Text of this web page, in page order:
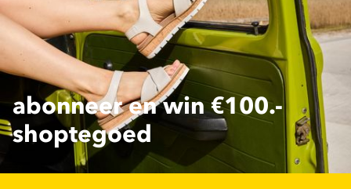
abonneer en win €100.-
shoptegoed